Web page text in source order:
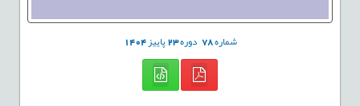
شماره78 دوره23پاییز1404